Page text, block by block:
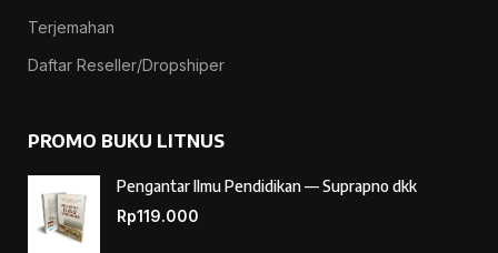
Terjemahan
Daftar Reseller/Dropshiper
PROMO BUKU LITNUS
Pengantar Ilmu Pendidikan — Suprapno dkk
Rp119.000